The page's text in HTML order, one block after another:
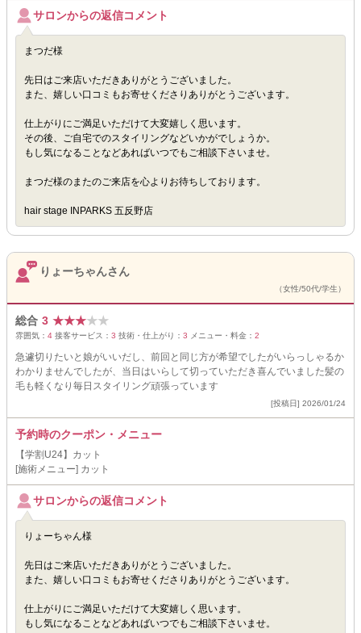
サロンからの返信コメント
まつだ様
先日はご来店いただきありがとうございました。
また、嬉しい口コミもお寄せくださりありがとうございます。
仕上がりにご満足いただけて大変嬉しく思います。
その後、ご自宅でのスタイリングなどいかがでしょうか。
もし気になることなどあればいつでもご相談下さいませ。
まつだ様のまたのご来店を心よりお待ちしております。
hair stage INPARKS 五反野店
りょーちゃんさん
（女性/50代/学生）
総合 3 ★★★★★
雰囲気： 4 接客サービス： 3 技術・仕上がり： 3 メニュー・料金： 2
急遽切りたいと娘がいいだし、前回と同じ方が希望でしたがいらっしゃるか
わかりませんでしたが、当日はいらして切っていただき喜んでいました髪の
毛も軽くなり毎日スタイリング頑張っています
[投稿日] 2026/01/24
予約時のクーポン・メニュー
【学割U24】カット
[施術メニュー] カット
サロンからの返信コメント
りょーちゃん様
先日はご来店いただきありがとうございました。
また、嬉しい口コミもお寄せくださりありがとうございます。
仕上がりにご満足いただけて大変嬉しく思います。
もし気になることなどあればいつでもご相談下さいませ。